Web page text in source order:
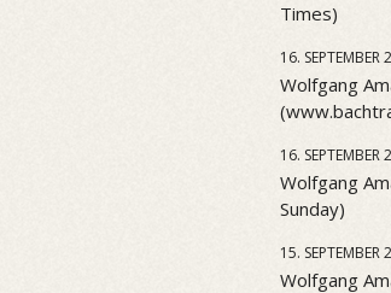
Times)
16. SEPTEMBER
Wolfgang
16. SEPTEMBER
Wolfgang
Sunday)
15. SEPTEMBER
Wolfgang